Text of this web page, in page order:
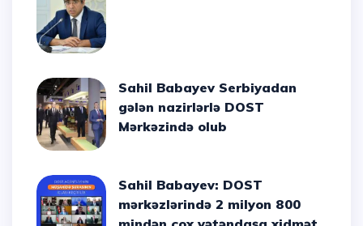
Sahil Babayev Serbiyadan
gələn nazirlərlə DOST
Mərkəzində olub
Sahil Babayev: DOST
mərkəzlərində 2 milyon 800